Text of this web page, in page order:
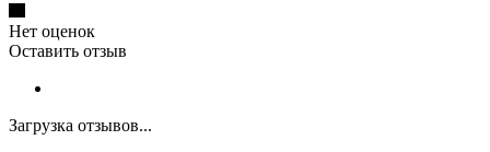
Нет оценок
Оставить отзыв
Загрузка отзывов...